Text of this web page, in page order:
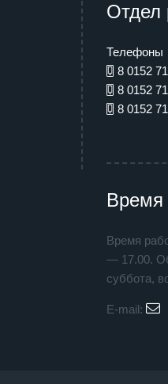
Отдел
Телефоны
8 0152
8 0152
8 0152
Время
Время
— 17.00.
суббота,
E-mail: